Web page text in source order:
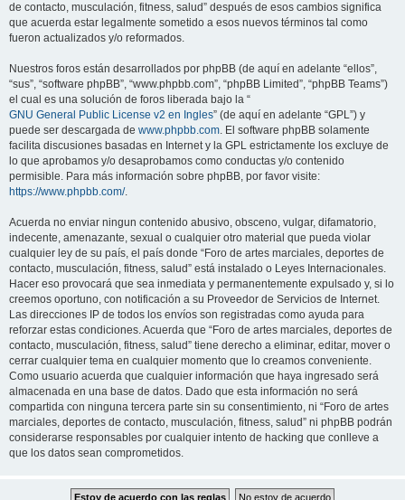
de contacto, musculación, fitness, salud” después de esos cambios significa
que acuerda estar legalmente sometido a esos nuevos términos tal como
fueron actualizados y/o reformados.
Nuestros foros están desarrollados por phpBB (de aquí en adelante “ellos”,
“sus”, “software phpBB”, “www.phpbb.com”, “phpBB Limited”, “phpBB Teams”)
el cual es una solución de foros liberada bajo la “
GNU General Public License v2 en Ingles” (de aquí en adelante “GPL”) y
puede ser descargada de www.phpbb.com. El software phpBB solamente
facilita discusiones basadas en Internet y la GPL estrictamente los excluye de
lo que aprobamos y/o desaprobamos como conductas y/o contenido
permisible. Para más información sobre phpBB, por favor visite:
https://www.phpbb.com/.
Acuerda no enviar ningun contenido abusivo, obsceno, vulgar, difamatorio,
indecente, amenazante, sexual o cualquier otro material que pueda violar
cualquier ley de su país, el país donde “Foro de artes marciales, deportes de
contacto, musculación, fitness, salud” está instalado o Leyes Internacionales.
Hacer eso provocará que sea inmediata y permanentemente expulsado y, si lo
creemos oportuno, con notificación a su Proveedor de Servicios de Internet.
Las direcciones IP de todos los envíos son registradas como ayuda para
reforzar estas condiciones. Acuerda que “Foro de artes marciales, deportes de
contacto, musculación, fitness, salud” tiene derecho a eliminar, editar, mover o
cerrar cualquier tema en cualquier momento que lo creamos conveniente.
Como usuario acuerda que cualquier información que haya ingresado será
almacenada en una base de datos. Dado que esta información no será
compartida con ninguna tercera parte sin su consentimiento, ni “Foro de artes
marciales, deportes de contacto, musculación, fitness, salud” ni phpBB podrán
considerarse responsables por cualquier intento de hacking que conlleve a
que los datos sean comprometidos.